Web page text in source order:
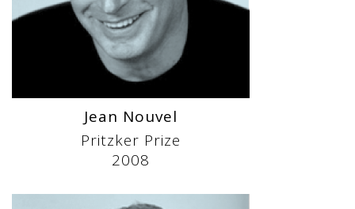
Jean Nouvel
Pritzker Prize
2008